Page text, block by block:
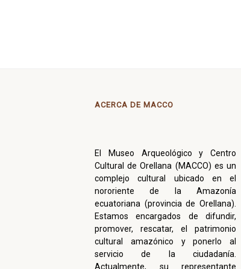
ACERCA DE MACCO
El Museo Arqueológico y Centro
Cultural de Orellana (MACCO) es un
complejo cultural ubicado en el
nororiente de la Amazonía
ecuatoriana (provincia de Orellana).
Estamos encargados de difundir,
promover, rescatar, el patrimonio
cultural amazónico y ponerlo al
servicio de la ciudadanía.
Actualmente, su representante